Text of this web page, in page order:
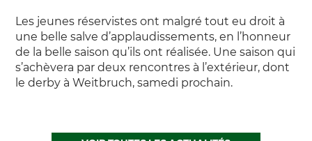
Les jeunes réservistes ont malgré tout eu droit à
une belle salve d’applaudissements, en l’honneur
de la belle saison qu’ils ont réalisée. Une saison qui
s’achèvera par deux rencontres à l’extérieur, dont
le derby à Weitbruch, samedi prochain.